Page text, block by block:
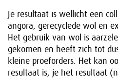
Je resultaat is wellicht een
angora, gerecyclede wol en
Het gebruik van wol is
gekomen en heeft zich tot
kleine proeforders. Het kan
resultaat is, je het resultaat